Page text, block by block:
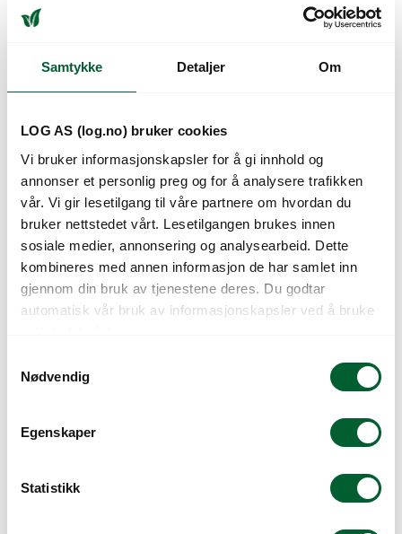
Samtykke Detaljer Om
LOG AS (log.no) bruker cookies
Vi bruker informasjonskapsler for å gi innhold og
annonser et personlig preg og for å analysere trafikken
vår. Vi gir lesetilgang til våre partnere om hvordan du
bruker nettstedet vårt. Lesetilgangen brukes innen
sosiale medier, annonsering og analysearbeid. Dette
kombineres med annen informasjon de har samlet inn
gjennom din bruk av tjenestene deres. Du godtar
automatisk vår bruk av informasjonskapsler ved å bruke
Nødvendig
Egenskaper
Statistikk
VIOLA
WITTR.INSPIRE
SCARLET
VIOLA
WITTR.INSPIRE+
BLOTCH MIX
WITTR.INSPIRE+
WITTR.INSPIRE+